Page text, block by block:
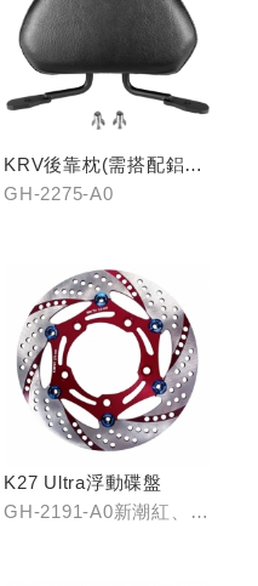
KRV後靠枕(需搭配鋁合
金扶手)
GH-2275-A0
K27 Ultra浮動碟盤
GH-2191-A0新潮紅、